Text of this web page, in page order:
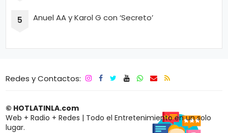
Anuel AA y Karol G con ‘Secreto’
Redes y Contactos:
© HOTLATINLA.com
Web + Radio + Redes | Todo el Entretenimiento en un solo
lugar.